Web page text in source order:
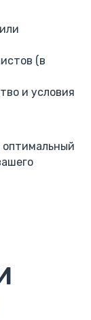
(в
и условия